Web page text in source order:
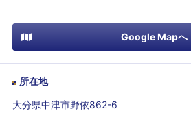
Google Mapへ
所在地
大分県中津市野依862-6